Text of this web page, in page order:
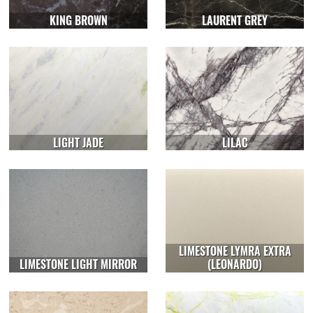
KING BROWN LAURENT GREY
LIGHT JADE LILAC
LIMESTONE LIGHT MIRROR
LIMESTONE LYMRA EXTRA
(LEONARDO)